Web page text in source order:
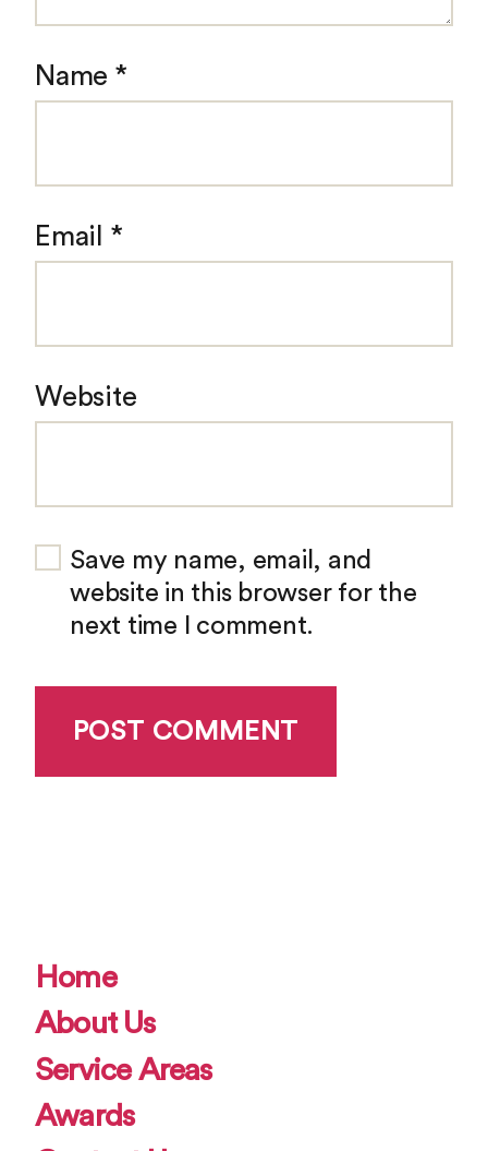
Name *
Email *
Website
Save my name, email, and
website in this browser for the
next time I comment.
Home
About Us
Service Areas
Awards